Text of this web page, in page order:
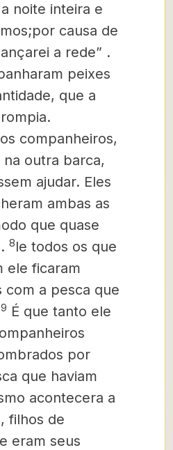
noite inteira e
causa de
a rede” .
peixes
que a
companheiros,
outra barca,
ajudar. Eles
ambas as
que quase
8le todos os que
ele ficaram
com a pesca que
9 É que tanto ele
por
que haviam
acontecera a
filhos de
eram seus